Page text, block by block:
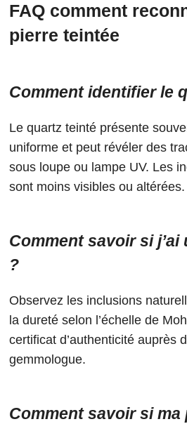
FAQ comment
pierre teintée
Comment identifier le
Le quartz teinté présente
uniforme et peut révéler des
sous loupe ou lampe UV. Les
sont moins visibles ou altérées.
Comment savoir si
?
Observez les inclusions
la dureté selon l’échelle de
certificat d’authenticité auprès
gemmologue.
Comment savoir si ma